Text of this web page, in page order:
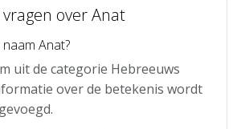
over Anat
Anat?
uit de categorie Hebreeuws
over de betekenis wordt